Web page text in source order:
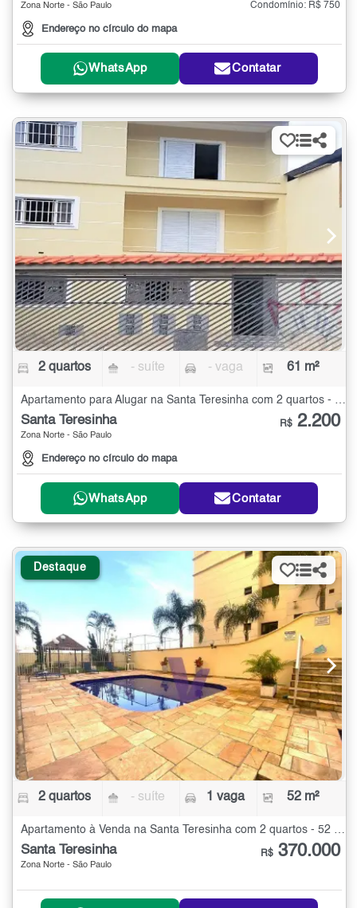
Zona Norte - São Paulo
Endereço no círculo do mapa
Condomínio: R$ 750
WhatsApp Contatar
2 quartos - suíte - vaga 61 m²
Apartamento para Alugar na Santa Teresinha com 2 quartos - 61 m²
Santa Teresinha
Zona Norte - São Paulo
Endereço no círculo do mapa
R$ 2.200
WhatsApp Contatar
Destaque
2 quartos - suíte 1 vaga 52 m²
Apartamento à Venda na Santa Teresinha com 2 quartos - 52 m²
Santa Teresinha
Zona Norte - São Paulo
R$ 370.000